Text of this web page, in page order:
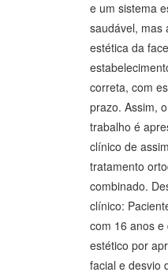
e um sistema
saudável, mas
estética da
correta, com
prazo. Assim,
trabalho é
clínico de
tratamento
combinado.
clínico:
com 16 anos e
estético por
facial e desvio